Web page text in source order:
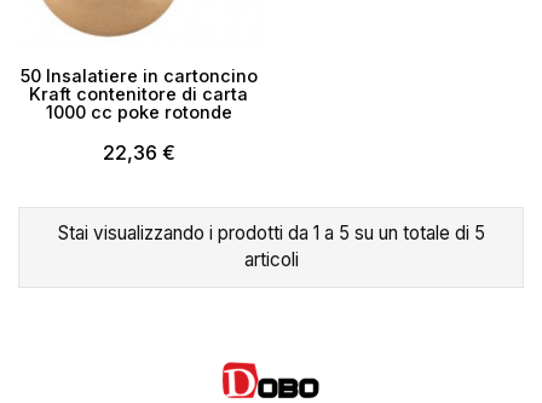
50 Insalatiere in cartoncino
Kraft contenitore di carta
1000 cc poke rotonde
22,36 €
Stai visualizzando i prodotti da 1 a 5 su un totale di 5
articoli